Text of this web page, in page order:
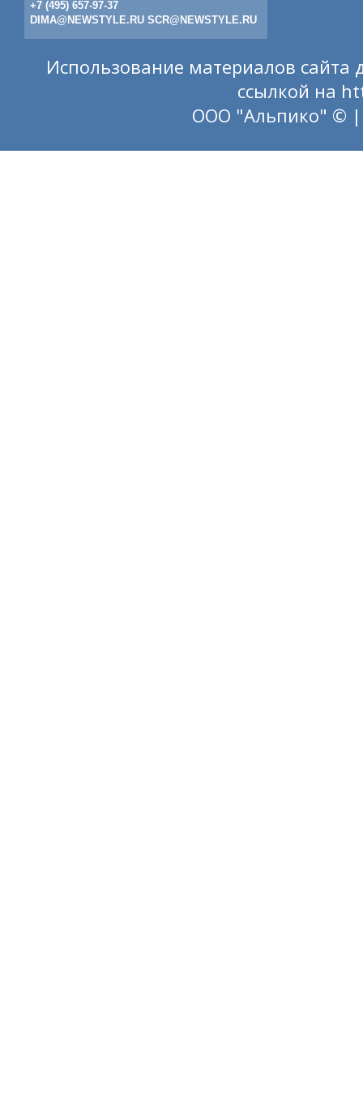
+7 (495) 657-97-37
DIMA@NEWSTYLE.RU SCR@NEWSTYLE.RU
Использование материалов сайта
ссылкой на
ООО "Альпико" © |